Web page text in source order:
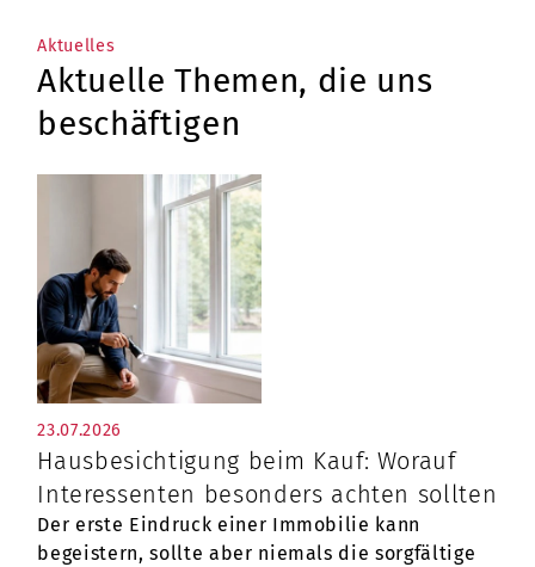
Aktuelles
Aktuelle Themen, die uns
beschäftigen
23.07.2026
Hausbesichtigung beim Kauf: Worauf
Interessenten besonders achten sollten
Der erste Eindruck einer Immobilie kann
begeistern, sollte aber niemals die sorgfältige